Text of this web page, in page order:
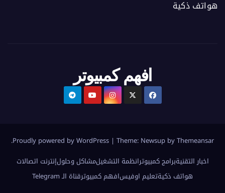
هواتف ذكية
افهم كمبيوتر
Proudly powered by WordPress | Theme: Newsup byThemeansar
.
اخبار التقنيةبرامج كمبيوترانظمة التشغيلمشاكل وحلولإنترنت اتصالات
هواتف ذكيةتعليم اوفيسافهم كمبيوترقناة الـ Telegram